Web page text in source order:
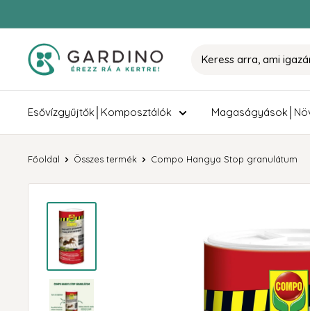
Gardino
Esővízgyűjtők│Komposztálók
Főoldal Összes termék Compo Hangya Stop granulátum